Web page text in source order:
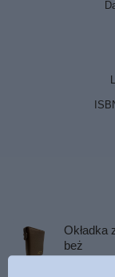
Okładka
beż